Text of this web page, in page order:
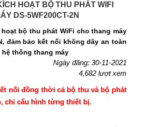
HOẠT BỘ THU PHÁT WIFI
DS-5WF200CT-2N
bộ thu phát WiFi cho thang máy
đảm bảo kết nối không dây an toàn
thống thang máy
Ngày đăng: 30-11-2021
4,682 lượt xem
nối đồng thời cả bộ thu và bộ phát
chỉ cấu hình từng thiết bị.